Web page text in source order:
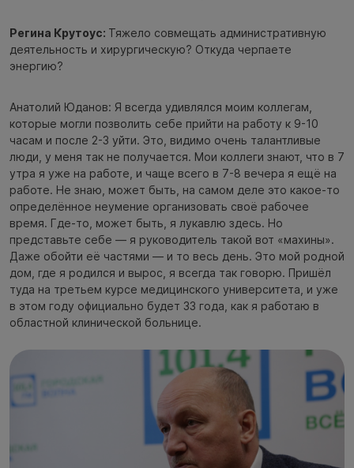
Регина Крутоус: Тяжело совмещать административную
деятельность и хирургическую? Откуда черпаете
энергию?
Анатолий Юданов: Я всегда удивлялся моим коллегам,
которые могли позволить себе прийти на работу к 9-10
часам и после 2-3 уйти. Это, видимо очень талантливые
люди, у меня так не получается. Мои коллеги знают, что в 7
утра я уже на работе, и чаще всего в 7-8 вечера я ещё на
работе. Не знаю, может быть, на самом деле это какое-то
определённое неумение организовать своё рабочее
время. Где-то, может быть, я лукавлю здесь. Но
представьте себе — я руководитель такой вот «махины».
Даже обойти её частями — и то весь день. Это мой родной
дом, где я родился и вырос, я всегда так говорю. Пришёл
туда на третьем курсе медицинского университета, и уже
в этом году официально будет 33 года, как я работаю в
областной клинической больнице.